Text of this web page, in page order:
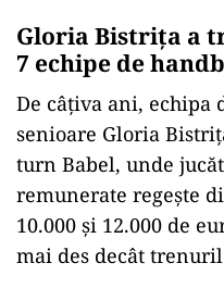
Gloria Bistrița a
7 echipe de
De câțiva ani,
senioare Gloria
turn Babel, unde
remunerate regește
10.000 și 12.000 de
mai des decât